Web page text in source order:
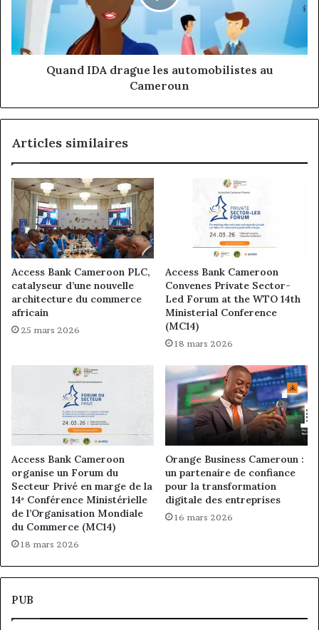
Cameroun
Quand IDA drague les automobilistes au
Cameroun
Articles similaires
Access Bank Cameroon PLC,
catalyseur d’une nouvelle
architecture du commerce
africain
25 mars 2026
Access Bank Cameroon
Convenes Private Sector-
Led Forum at the WTO 14th
Ministerial Conference
(MC14)
18 mars 2026
Access Bank Cameroon
organise un Forum du
Secteur Privé en marge de la
14ᵉ Conférence Ministérielle
de l’Organisation Mondiale
du Commerce (MC14)
18 mars 2026
Orange Business Cameroun :
un partenaire de confiance
pour la transformation
digitale des entreprises
16 mars 2026
PUB